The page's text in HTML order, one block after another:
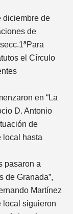
diciembre de
de
el Círculo
en “La
D. Antonio
de
local hasta
pasaron a
de Granada”,
Martínez
local siguieron